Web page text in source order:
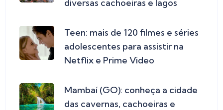
diversas cachoeiras e lagos
Teen: mais de 120 filmes e séries
adolescentes para assistir na
Netflix e Prime Video
Mambaí (GO): conheça a cidade
das cavernas, cachoeiras e